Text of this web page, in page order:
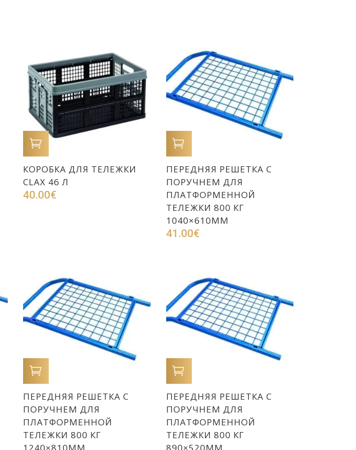
КОРОБКА ДЛЯ ТЕЛЕЖКИ
CLAX 46 Л
40.00€
ПЕРЕДНЯЯ РЕШЕТКА С
ПОРУЧНЕМ ДЛЯ
ПЛАТФОРМЕННОЙ
ТЕЛЕЖКИ 800 КГ
1040×610ММ
41.00€
ПЕРЕДНЯЯ РЕШЕТКА С
ПОРУЧНЕМ ДЛЯ
ПЛАТФОРМЕННОЙ
ТЕЛЕЖКИ 800 КГ
1240×810ММ
ПЕРЕДНЯЯ РЕШЕТКА С
ПОРУЧНЕМ ДЛЯ
ПЛАТФОРМЕННОЙ
ТЕЛЕЖКИ 800 КГ
890×520ММ